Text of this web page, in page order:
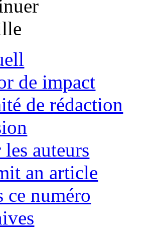
de impact
de rédaction
les auteurs
an article
ce numéro